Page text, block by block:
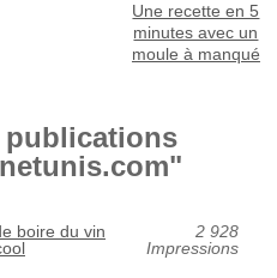
Une recette en 5
minutes avec un
moule à manqué
publications
boire du vin
2 928
Impressions